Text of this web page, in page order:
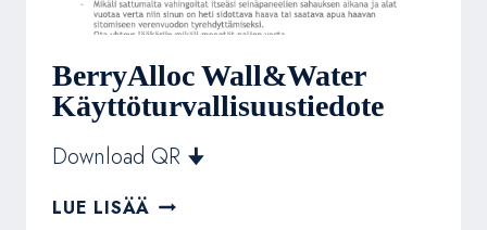
BerryAlloc Wall&Water
Käyttöturvallisuustiedote
Download QR 🠋
LUE LISÄÄ BERRYALLOC